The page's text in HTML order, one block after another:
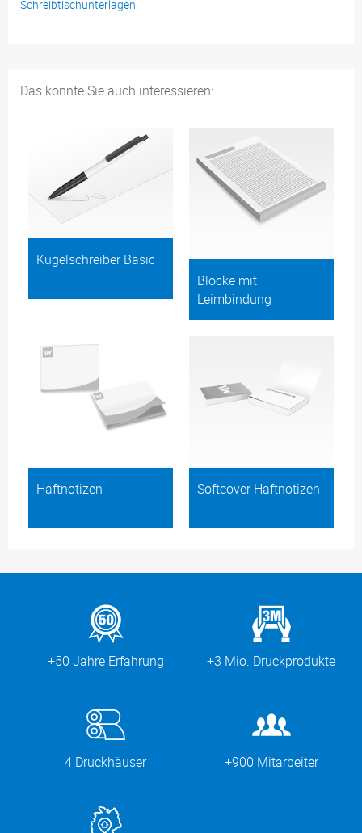
Schreibtischunterlagen.
Das könnte Sie auch interessieren:
Kugelschreiber Basic
Blöcke mit
Leimbindung
Haftnotizen Softcover Haftnotizen
+50 Jahre Erfahrung +3 Mio. Druckprodukte
4 Druckhäuser +900 Mitarbeiter